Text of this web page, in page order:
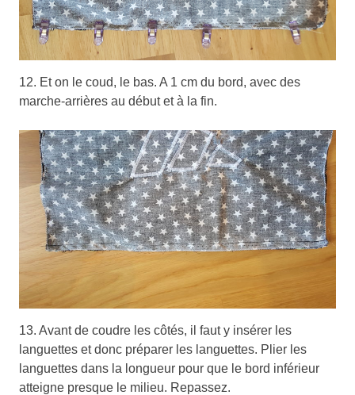
12. Et on le coud, le bas. A 1 cm du bord, avec des
marche-arrières au début et à la fin.
13. Avant de coudre les côtés, il faut y insérer les
languettes et donc préparer les languettes. Plier les
languettes dans la longueur pour que le bord inférieur
atteigne presque le milieu. Repassez.